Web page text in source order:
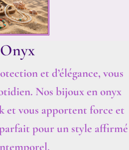
Onyx
et d’élégance, vous
Nos bijoux en onyx
et vous apportent force et
pour un style affirmé